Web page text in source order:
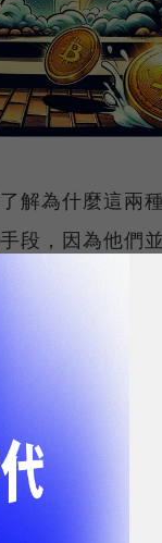
解為什麼這兩
段，因為他們
存在的。
位黃金」之名
實際上是一